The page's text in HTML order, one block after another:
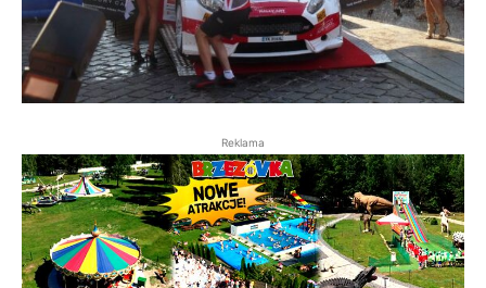
Reklama